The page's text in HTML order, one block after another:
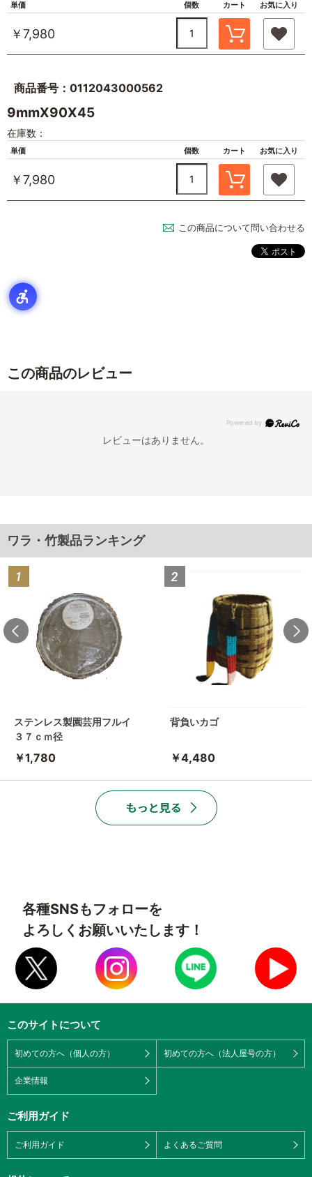
単価 個数 カート お気に入り
￥7,980
商品番号：0112043000562
9mmX90X45
在庫数：
単価 個数 カート お気に入り
￥7,980
この商品について問い合わせる
この商品のレビュー
レビューはありません。
ワラ・竹製品ランキング
ステンレス製園芸用フルイ
３７ｃｍ径
￥1,780
背負いカゴ
￥4,480
各種SNSもフォローを
よろしくお願いいたします！
このサイトについて
初めての方へ（個人の方） 初めての方へ（法人屋号の方）
企業情報
ご利用ガイド
ご利用ガイド よくあるご質問